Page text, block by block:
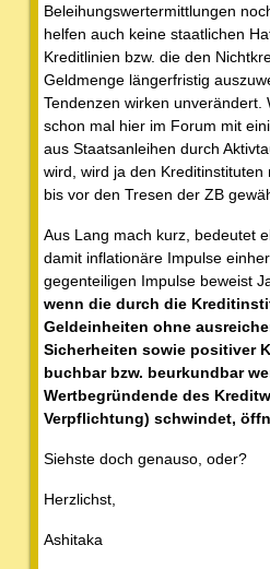
Beleihungswertermittlungen
helfen auch keine staatlichen
Kreditlinien bzw. die den
Geldmenge längerfristig
Tendenzen wirken unverändert.
schon mal hier im Forum mit
aus Staatsanleihen durch
wird, wird ja den
bis vor den Tresen der ZB
Aus Lang mach kurz, bedeutet
damit inflationäre Impulse
gegenteiligen Impulse beweist
wenn die durch die
Geldeinheiten ohne
Sicherheiten sowie positiver
buchbar bzw. beurkundbar
Wertbegründende des
Verpflichtung) schwindet,
Siehste doch genauso, oder?
Herzlichst,
Ashitaka